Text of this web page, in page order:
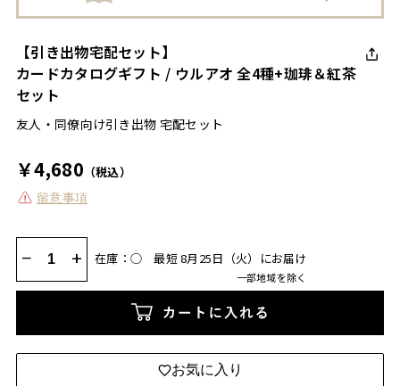
【引き出物宅配セット】
カードカタログギフト / ウルアオ 全4種+珈琲＆紅茶
セット
友人・同僚向け引き出物 宅配セット
￥4,680 （税込）
留意事項
− + 在庫：◯ 最短 8月25日（火）にお届け
一部地域を除く
カートに入れる
お気に入り